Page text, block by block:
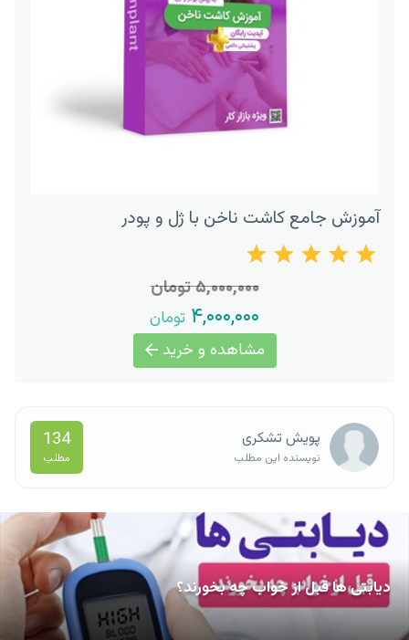
آموزش جامع کاشت ناخن با ژل و پودر
۵,۰۰۰,۰۰۰ تومان
۴,۰۰۰,۰۰۰ تومان
مشاهده و خرید
پویش تشکری
نویسنده این مطلب
134
مطلب
دیابتی ها قبل از خواب چه بخورند؟